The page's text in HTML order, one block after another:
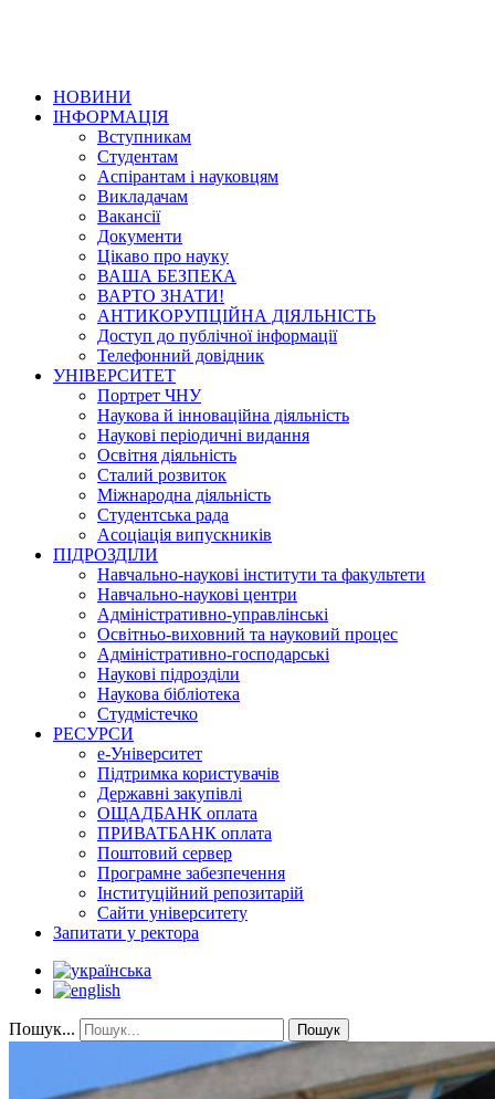
НОВИНИ
ІНФОРМАЦІЯ
Вступникам
Студентам
Аспірантам і науковцям
Викладачам
Вакансії
Документи
Цікаво про науку
ВАША БЕЗПЕКА
ВАРТО ЗНАТИ!
АНТИКОРУПЦІЙНА ДІЯЛЬНІСТЬ
Доступ до публічної інформації
Телефонний довідник
УНІВЕРСИТЕТ
Портрет ЧНУ
Наукова й інноваційна діяльність
Наукові періодичні видання
Освітня діяльність
Сталий розвиток
Міжнародна діяльність
Студентська рада
Асоціація випускників
ПІДРОЗДІЛИ
Навчально-наукові інститути та факультети
Навчально-наукові центри
Адміністративно-управлінські
Освітньо-виховний та науковий процес
Адміністративно-господарські
Наукові підрозділи
Наукова бібліотека
Студмістечко
РЕСУРСИ
е-Університет
Підтримка користувачів
Державні закупівлі
ОЩАДБАНК оплата
ПРИВАТБАНК оплата
Поштовий сервер
Програмне забезпечення
Інституційний репозитарій
Сайти університету
Запитати у ректора
Пошук... Пошук